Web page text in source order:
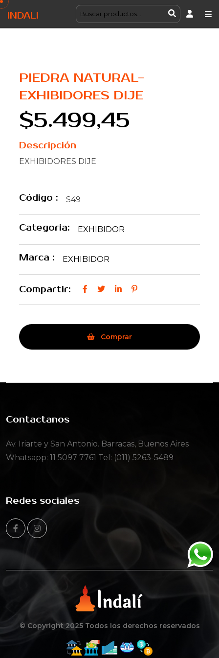
INDALI
PIEDRA NATURAL-
EXHIBIDORES DIJE
$5.499,45
Descripción
EXHIBIDORES DIJE
Código : S49
Categoria: EXHIBIDOR
Marca : EXHIBIDOR
Compartir:
Comprar
Contactanos
Av. Iriarte y San Antonio. Barracas, Buenos Aires
Whatsapp: 11 5097 7761 Tel: (011) 5263-5489
Redes sociales
© Copyright 2025 Todos los derechos reservados